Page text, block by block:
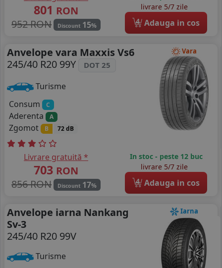
801 RON
952 RON
Discount 15%
livrare 5/7 zile
4 Adauga in cos
Vara
Anvelope vara Maxxis Vs6
245/40 R20 99Y
DOT 25
Turisme
Consum
C
Aderenta A
Zgomot B 72 dB
Livrare gratuită *
703 RON
856 RON
Discount 17%
In stoc - peste 12 buc
livrare 5/7 zile
4 Adauga in cos
Iarna
Anvelope iarna Nankang
Sv-3
245/40 R20 99V
Turisme